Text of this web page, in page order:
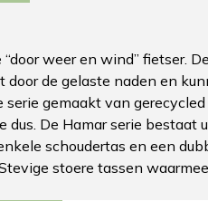
weer en wind” fietser.
door de gelaste naden en
serie gemaakt van
dus. De Hamar serie bestaat
schoudertas en een
stoere tassen